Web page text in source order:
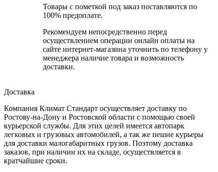
Товары с пометкой под заказ поставляются по
100% предоплате.
Рекомендуем непосредственно перед
осуществлением операции онлайн оплаты на
сайте интернет-магазина уточнить по телефону у
менеджера наличие товара и возможность
доставки.
Доставка
Компания Климат Стандарт осуществляет доставку по
Ростову-на-Дону и Ростовской области с помощью своей
курьерской службы. Для этих целей имеется автопарк
легковых и грузовых автомобилей, а так же пешие курьеры
для доставки малогабаритных грузов. Поэтому доставка
заказов, при наличии их на складе, осуществляется в
кратчайшие сроки.